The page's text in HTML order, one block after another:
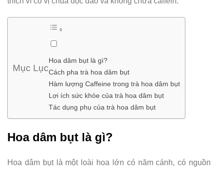
Mục Lục
Hoa dâm bụt là gì?
Cách pha trà hoa dâm bụt
Hàm lượng Caffeine trong trà hoa dâm bụt
Lợi ích sức khỏe của trà hoa dâm bụt
Tác dụng phụ của trà hoa dâm bụt
Hoa dâm bụt là gì?
Hoa dâm bụt là một loài hoa lớn có năm cánh, có nguồn